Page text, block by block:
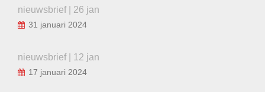
nieuwsbrief | 26 jan
31 januari 2024
nieuwsbrief | 12 jan
17 januari 2024